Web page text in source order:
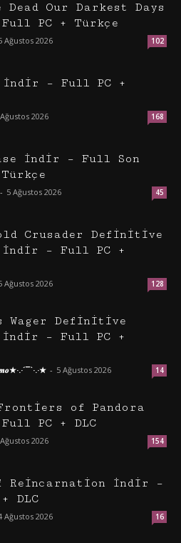
Our Darkest Days
PC + Türkçe
Ağustos 2026 102
İndir – Full PC +
2026 168
İndir – Full Son
- 5 Ağustos 2026 45
Crusader Definitive
– Full PC +
Ağustos 2026 128
Wager Definitive
– Full PC +
- 5 Ağustos 2026 14
of Pandora
PC + DLC
2026 154
Reincarnation İndir –
DLC
Ağustos 2026 16